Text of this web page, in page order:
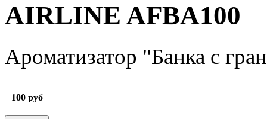
AIRLINE AFBA100
Ароматизатор "Банка с
100 руб